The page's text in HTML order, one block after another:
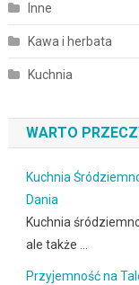
Inne
Kawa i herbata
Kuchnia
WARTO
Kuchnia
Dania
Kuchnia
ale także …
Przyjemność na